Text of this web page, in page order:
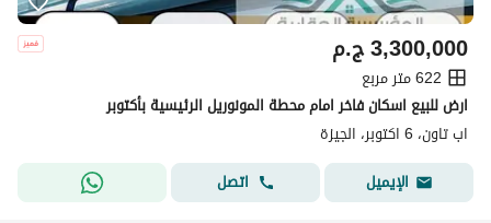
ج.م3,300,000
622 متر مربع
ارض للبيع اسكان فاخر امام محطة المونوريل الرئيسية بأكتوبر
اب تاون، 6 اكتوبر، الجيزة
الإيميل
اتصل